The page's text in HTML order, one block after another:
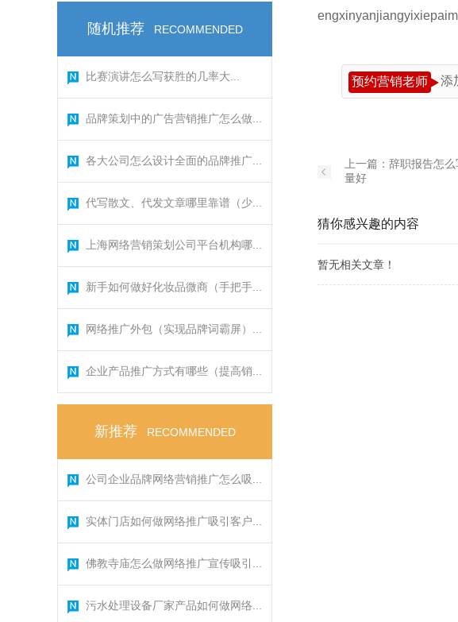
随机推荐 RECOMMENDED
比赛演讲怎么写获胜的几率大...
品牌策划中的广告营销推广怎么做...
各大公司怎么设计全面的品牌推广...
代写散文、代发文章哪里靠谱（少...
上海网络营销策划公司平台机构哪...
新手如何做好化妆品微商（手把手...
网络推广外包（实现品牌词霸屏）...
企业产品推广方式有哪些（提高销...
新推荐 RECOMMENDED
公司企业品牌网络营销推广怎么吸...
实体门店如何做网络推广吸引客户...
佛教寺庙怎么做网络推广宣传吸引...
污水处理设备厂家产品如何做网络...
预约营销老师 添
上一篇： 辞职报告怎
量好
猜你感兴趣的内容
暂无相关文章！